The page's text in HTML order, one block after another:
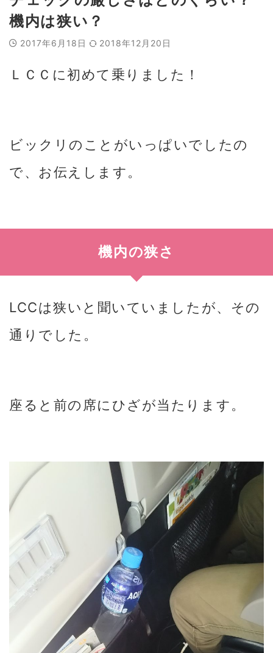
機内は狭い？
2017年6月18日 2018年12月20日
ＬＣＣに初めて乗りました！
ビックリのことがいっぱいでしたの
で、お伝えします。
機内の狭さ
LCCは狭いと聞いていましたが、その
通りでした。
座ると前の席にひざが当たります。